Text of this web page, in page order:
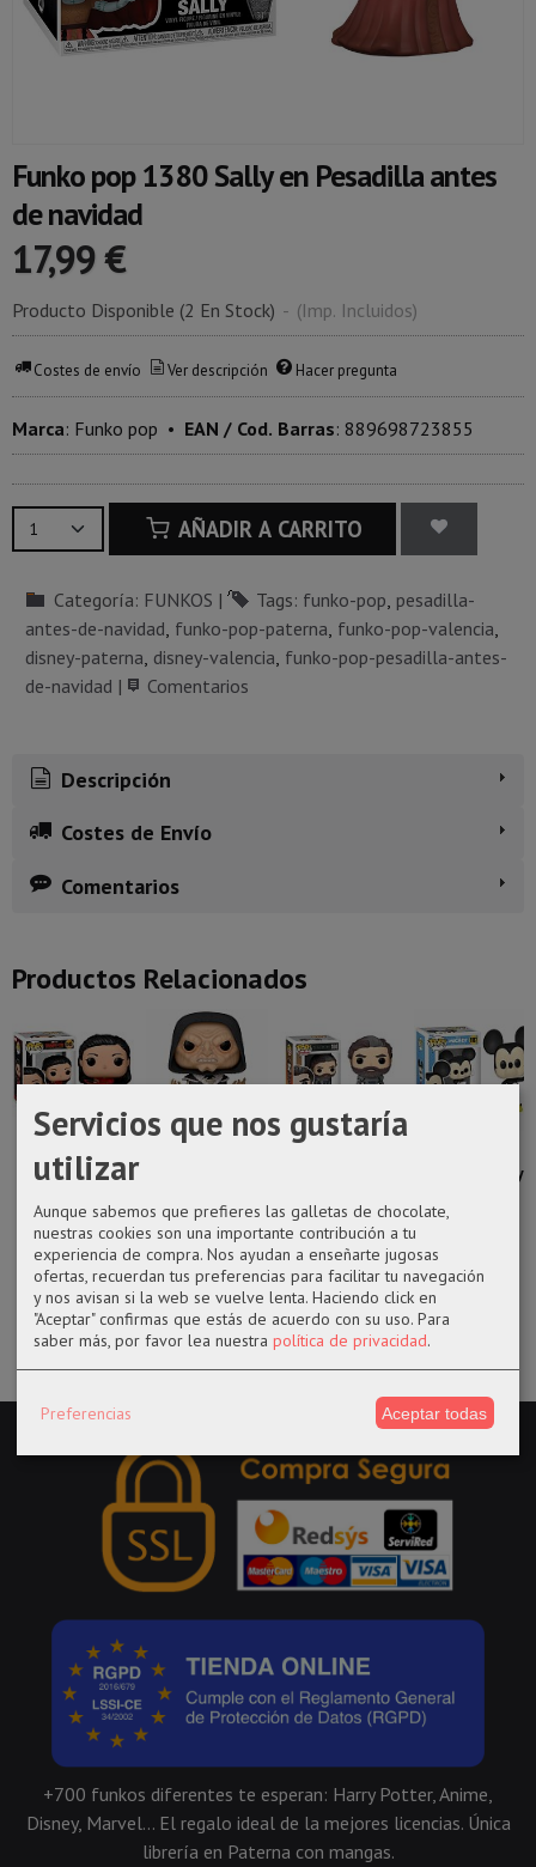
Funko pop 1380 Sally en Pesadilla antes
de navidad
17,99 €
Producto Disponible (2 En Stock) - (Imp. Incluidos)
Costes de envío Ver descripción Hacer pregunta
Marca: Funko pop • EAN / Cod. Barras: 889698723855
AÑADIR A CARRITO
Categoría: FUNKOS | Tags: funko-pop pesadilla-
antes-de-navidad funko-pop-paterna funko-pop-valencia
disney-paterna disney-valencia funko-pop-pesadilla-antes-
de-navidad | Comentarios
Descripción
Costes de Envío
Comentarios
Productos Relacionados
Funko pop 845
Katy de la
14,50 € 14,50 € 14,50 €
1187 Mickey
+700 funkos diferentes te esperan: Harry Potter, Anime,
Disney, Marvel... El regalo ideal de la mejores licencias. Única
librería en Paterna con mangas.
Servicios que nos gustaría
utilizar
Aunque sabemos que prefieres las galletas de chocolate,
nuestras cookies son una importante contribución a tu
experiencia de compra. Nos ayudan a enseñarte jugosas
ofertas, recuerdan tus preferencias para facilitar tu navegación
y nos avisan si la web se vuelve lenta. Haciendo click en
"Aceptar" confirmas que estás de acuerdo con su uso. Para
saber más, por favor lea nuestra política de privacidad.
Preferencias Aceptar todas